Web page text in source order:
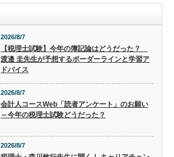
2026/8/7
【税理士試験】今年の簿記論はどうだった？
渡邉 圭先生が予想するボーダーラインと学習ア
ドバイス
2026/8/7
会計人コースWeb「読者アンケート」のお願い
～今年の税理士試験どうだった？
2026/8/7